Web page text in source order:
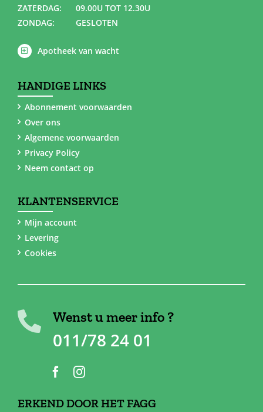
ZATERDAG:
09.00U TOT 12.30U
ZONDAG:
GESLOTEN
Apotheek van wacht
HANDIGE LINKS
Abonnement voorwaarden
Over ons
Algemene voorwaarden
Privacy Policy
Neem contact op
KLANTENSERVICE
Mijn account
Levering
Cookies
Wenst u meer info ?
011/78 24 01
ERKEND DOOR HET FAGG